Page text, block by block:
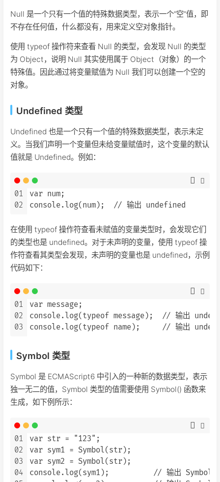
Null 是一个只有一个值的特殊数据类型，表示一个“空”值，即
不存在任何值，什么都没有，用来定义空对象指针。
使用 typeof 操作符来查看 Null 的类型，会发现 Null 的类型
为 Object，说明 Null 其实使用属于 Object（对象）的一个
特殊值。因此通过将变量赋值为 Null 我们可以创建一个空的
对象。
Undefined 类型
Undefined 也是一个只有一个值的特殊数据类型，表示未定
义。当我们声明一个变量但未给变量赋值时，这个变量的默认
值就是 Undefined。例如：
01
02
var num;
在使用 typeof 操作符查看未赋值的变量类型时，会发现它们
的类型也是 undefined。对于未声明的变量，使用 typeof 操
作符查看其类型会发现，未声明的变量也是 undefined，示例
代码如下：
01
02
03
var message;
console.log(typeof message);  // 输出
Symbol 类型
Symbol 是 ECMAScript6 中引入的一种新的数据类型，表示
独一无二的值，Symbol 类型的值需要使用 Symbol() 函数来
生成，如下例所示：
01
02
03
04
var str = "123";
var sym1 = Symbol(str);
var sym2 = Symbol(str);
console.log(sym1);          // 输出